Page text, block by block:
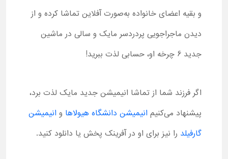
و بقیه اعضای خانواده به‌صورت آفلاین تماشا کرده و از
دیدن ماجراجویی پردردسر مایک و سالی در ماشین
جدید 6 چرخه او، حسابی لذت ببرید!
اگر فرزند شما از تماشا انیمیشن جدید مایک لذت برد،
پیشنهاد می‌کنیم انیمیشن دانشگاه هیولاها و انیمیشن
گارفیلد را نیز برای او در آفرینک پخش یا دانلود کنید.